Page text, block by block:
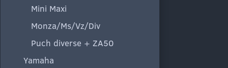
Mini Maxi
Monza/Ms/Vz/Div
Puch diverse + ZA50
Yamaha